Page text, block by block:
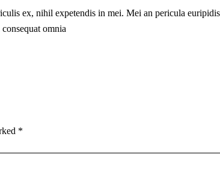
ex, nihil expetendis in mei. Mei an pericula
omnia
*